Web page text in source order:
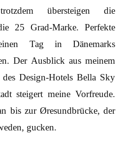
übersteigen die
25 Grad-Marke. Perfekte
Tag in Dänemarks
Der Ausblick aus meinem
Design-Hotels Bella Sky
steigert meine Vorfreude.
bis zur Øresundbrücke, der
gucken.